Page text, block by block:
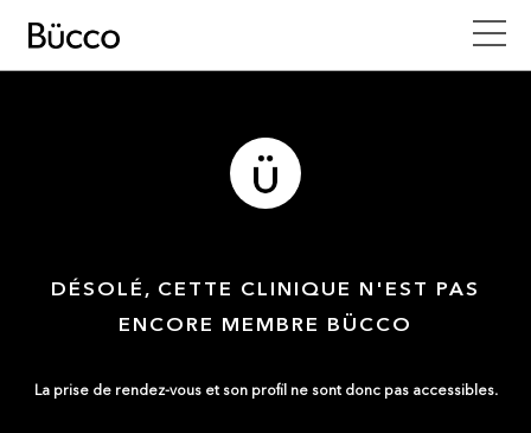
DÉSOLÉ, CETTE CLINIQUE N'EST PAS
ENCORE MEMBRE BÜCCO
La prise de rendez-vous et son profil ne sont donc pas accessibles.